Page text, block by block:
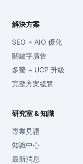
解決方案
SEO + AIO 優化
關鍵字廣告
多螢 + UCP 升級
完整方案總覽
研究室 & 知識
專業見證
知識中心
最新消息